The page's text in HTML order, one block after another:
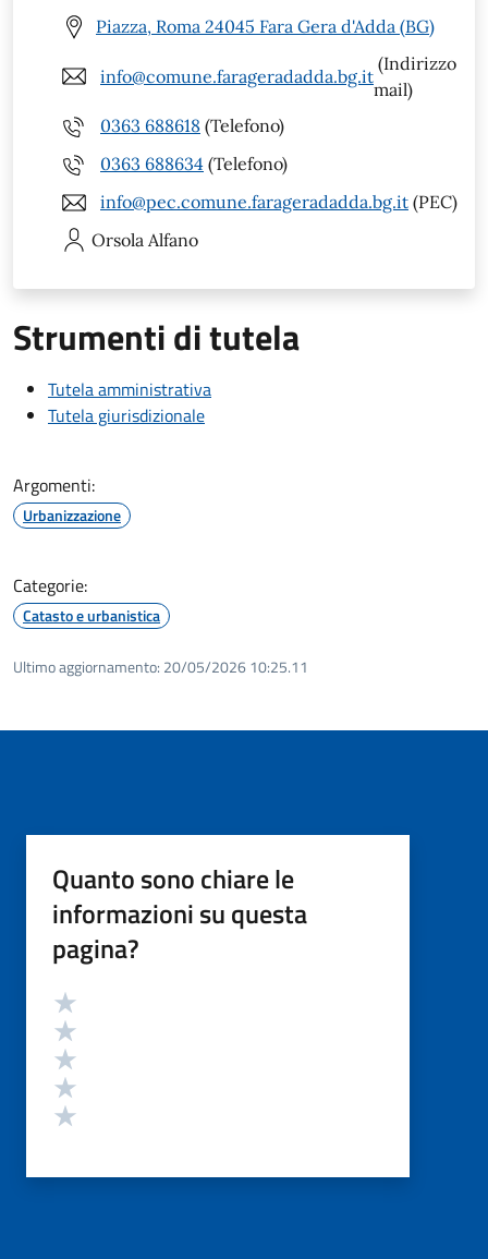
Piazza, Roma 24045 Fara Gera d'Adda (BG)
info@comune.farageradadda.bg.it
(Indirizzo
mail)
0363 688618 (Telefono)
0363 688634 (Telefono)
info@pec.comune.farageradadda.bg.it (PEC)
Orsola Alfano
Strumenti di tutela
Tutela amministrativa
Tutela giurisdizionale
Argomenti:
Urbanizzazione
Categorie:
Catasto e urbanistica
Ultimo aggiornamento: 20/05/2026 10:25.11
Quanto sono chiare le
informazioni su questa
pagina?
Valutazione